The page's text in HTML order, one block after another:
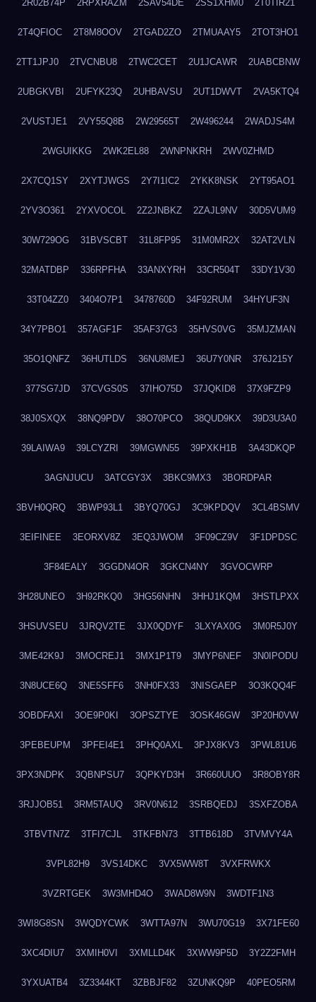
2R02B74P 2RPXRAZM 2SAV54DE 2SS1XHM0 2T0TIR21
2T4QFIOC 2T8M8OOV 2TGAD2ZO 2TMUAAY5 2TOT3HO1
2TT1JPJ0 2TVCNBU8 2TWC2CET 2U1JCAWR 2UABCBNW
2UBGKVBI 2UFYK23Q 2UHBAVSU 2UT1DWVT 2VA5KTQ4
2VUSTJE1 2VY55Q8B 2W29565T 2W496244 2WADJS4M
2WGUIKKG 2WK2EL88 2WNPNKRH 2WV0ZHMD
2X7CQ1SY 2XYTJWGS 2Y7I1IC2 2YKK8NSK 2YT95AO1
2YV3O361 2YXVOCOL 2Z2JNBKZ 2ZAJL9NV 30D5VUM9
30W729OG 31BVSCBT 31L8FP95 31M0MR2X 32AT2VLN
32MATDBP 336RPFHA 33ANXYRH 33CR504T 33DY1V30
33T04ZZ0 3404O7P1 3478760D 34F92RUM 34HYUF3N
34Y7PBO1 357AGF1F 35AF37G3 35HVS0VG 35MJZMAN
35O1QNFZ 36HUTLDS 36NU8MEJ 36U7Y0NR 376J215Y
377SG7JD 37CVGS0S 37IHO75D 37JQKID8 37X9FZP9
38J0SXQX 38NQ9PDV 38O70PCO 38QUD9KX 39D3U3A0
39LAIWA9 39LCYZRI 39MGWN55 39PXKH1B 3A43DKQP
3AGNJUCU 3ATCGY3X 3BKC9MX3 3BORDPAR
3BVH0QRQ 3BWP93L1 3BYQ70GJ 3C9KPDQV 3CL4BSMV
3EIFINEE 3EORXV8Z 3EQ3JWOM 3F09CZ9V 3F1DPDSC
3F84EALY 3GGDN4OR 3GKCN4NY 3GVOCWRP
3H28UNEO 3H92RKQ0 3HG56NHN 3HHJ1KQM 3HSTLPXX
3HSUVSEU 3JRQV2TE 3JX0QDYF 3LXYAX0G 3M0R5J0Y
3ME42K9J 3MOCREJ1 3MX1P1T9 3MYP6NEF 3N0IPODU
3N8UCE6Q 3NE5SFF6 3NH0FX33 3NISGAEP 3O3KQQ4F
3OBDFAXI 3OE9P0KI 3OPSZTYE 3OSK46GW 3P20H0VW
3PEBEUPM 3PFEI4E1 3PHQ0AXL 3PJX8KV3 3PWL81U6
3PX3NDPK 3QBNPSU7 3QPKYD3H 3R660UUO 3R8OBY8R
3RJJOB51 3RM5TAUQ 3RV0N612 3SRBQEDJ 3SXFZOBA
3TBVTN7Z 3TFI7CJL 3TKFBN73 3TTB618D 3TVMVY4A
3VPL82H9 3VS14DKC 3VX5WW8T 3VXFRWKX
3VZRTGEK 3W3MHD4O 3WAD8W9N 3WDTF1N3
3WI8G8SN 3WQDYCWK 3WTTA97N 3WU70G19 3X71FE60
3XC4DIU7 3XMIH0VI 3XMLLD4K 3XWW9P5D 3Y2Z2FMH
3YXUATB4 3Z3344KT 3ZBBJF82 3ZUNKQ9P 40PEO5RM